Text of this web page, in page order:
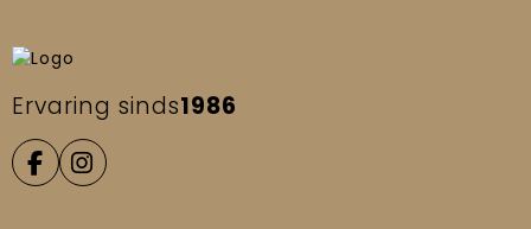
Ervaring sinds1986